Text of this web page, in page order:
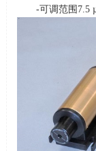
-可调范围 7.5